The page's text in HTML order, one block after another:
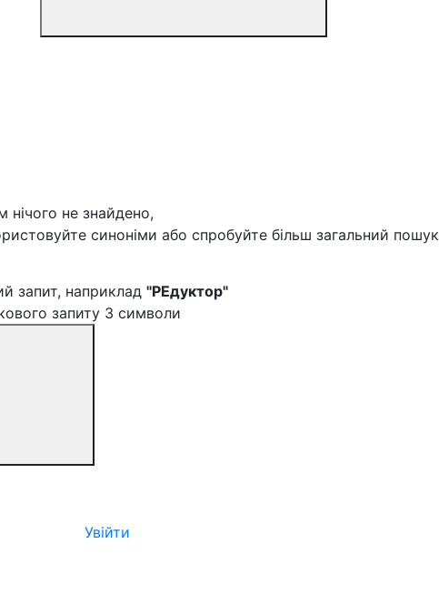
не знайдено,
синоніми або спробуйте більш загальний пошук
запит, наприклад "РЕдуктор"
запиту 3 символи
Увійти